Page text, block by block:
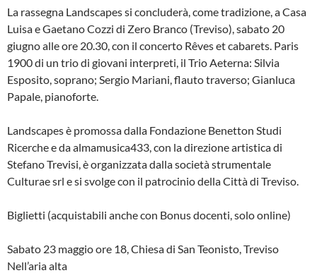
La rassegna Landscapes si concluderà, come tradizione, a Casa
Luisa e Gaetano Cozzi di Zero Branco (Treviso), sabato 20
giugno alle ore 20.30, con il concerto Rêves et cabarets. Paris
1900 di un trio di giovani interpreti, il Trio Aeterna: Silvia
Esposito, soprano; Sergio Mariani, flauto traverso; Gianluca
Papale, pianoforte.
Landscapes è promossa dalla Fondazione Benetton Studi
Ricerche e da almamusica433, con la direzione artistica di
Stefano Trevisi, è organizzata dalla società strumentale
Culturae srl e si svolge con il patrocinio della Città di Treviso.
Biglietti (acquistabili anche con Bonus docenti, solo online)
Sabato 23 maggio ore 18, Chiesa di San Teonisto, Treviso
Nell’aria alta